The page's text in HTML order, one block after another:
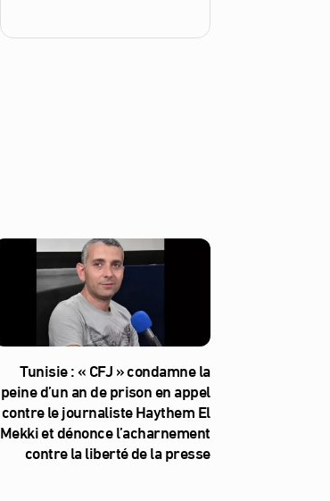
Tunisie : « CFJ » condamne la
peine d’un an de prison en appel
contre le journaliste Haythem El
Mekki et dénonce l’acharnement
contre la liberté de la presse